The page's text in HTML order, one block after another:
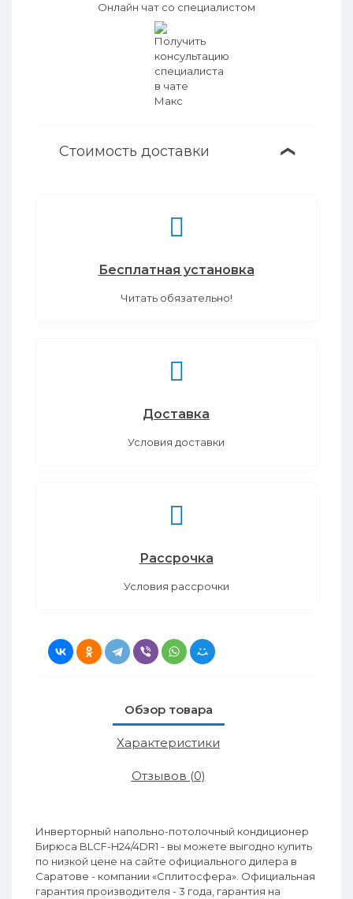
Онлайн чат со специалистом
Стоимость доставки ❯
Бесплатная установка
Читать обязательно!
Доставка
Условия доставки
Рассрочка
Условия рассрочки
Обзор товара
Характеристики
Отзывов (0)
Инверторный напольно-потолочный кондиционер
Бирюса BLCF-H24/4DR1 - вы можете выгодно купить
по низкой цене на сайте официального дилера в
Саратове - компании «Сплитосфера». Официальная
гарантия производителя - 3 года, гарантия на